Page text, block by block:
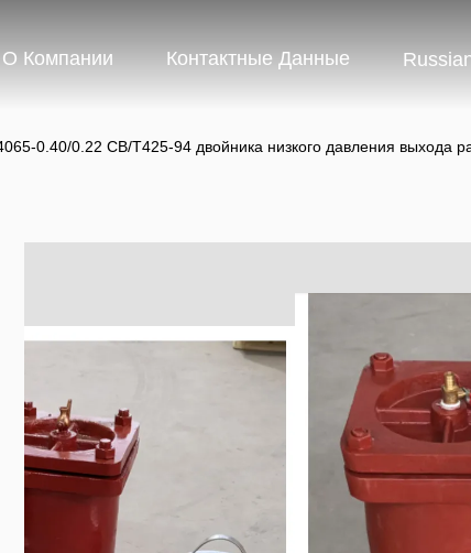
О Компании Контактные Данные
0.40/0.22 CB/T425-94 двойника низкого давления выхода